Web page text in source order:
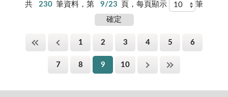
共 230 筆資料，第 9/23 頁，每頁顯示 筆
1 2 3 4 5 6
7 8 9 10